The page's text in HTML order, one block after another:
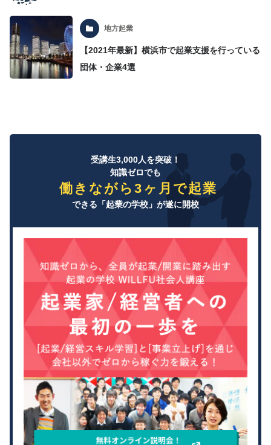
地方起業
【2021年最新】横浜市で起業支援を行っている
団体・企業4選
受講生3,000人を突破！
知識ゼロでも
働きながら3ヶ月で起業
できる「起業の学校」が遂に開校